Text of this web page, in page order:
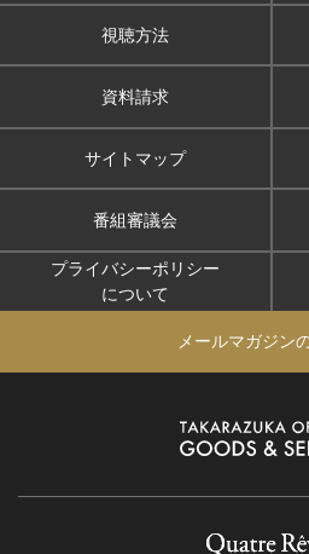
視聴方法
資料請求
サイトマップ
番組審議会
プライバシーポリシー
について
メールマガジン